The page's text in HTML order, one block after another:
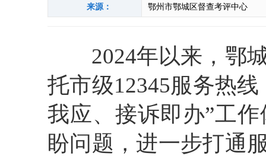
来源： 鄂州市鄂城区督查考评中心
2024年以来，鄂城
托市级12345服务热
我应、接诉即办”工
盼问题，进一步打通